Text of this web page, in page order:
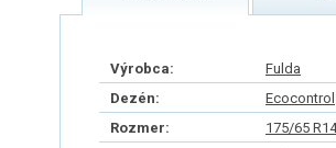
Výrobca:
Fulda
Dezén:
Ecocontrol
Rozmer:
175/65 R14